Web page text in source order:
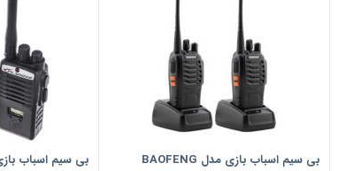
بی سیم اسباب بازی مدل BAOFENG